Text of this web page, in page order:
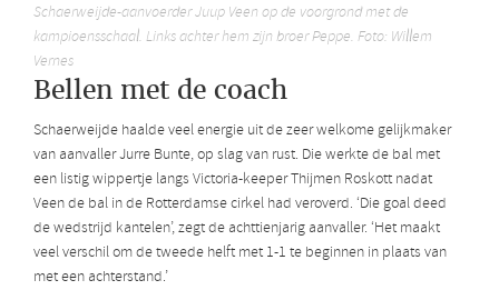
Schaerweijde-aanvoerder Juup Veen op de voorgrond met de
kampioensschaal. Links achter hem zijn broer Peppe. Foto: Willem
Vernes
Bellen met de coach
Schaerweijde haalde veel energie uit de zeer welkome gelijkmaker
van aanvaller Jurre Bunte, op slag van rust. Die werkte de bal met
een listig wippertje langs Victoria-keeper Thijmen Roskott nadat
Veen de bal in de Rotterdamse cirkel had veroverd. ‘Die goal deed
de wedstrijd kantelen’, zegt de achttienjarig aanvaller. ‘Het maakt
veel verschil om de tweede helft met 1-1 te beginnen in plaats van
met een achterstand.’